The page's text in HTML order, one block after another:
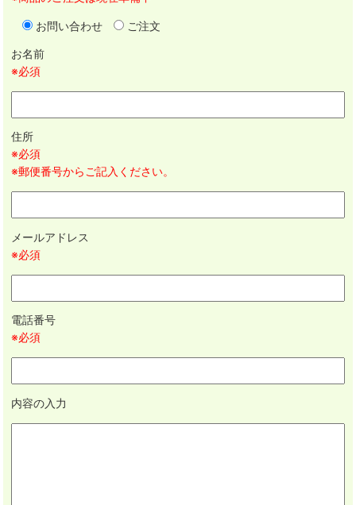
お問い合わせ ご注文
お名前
※必須
住所
※必須
※郵便番号からご記入ください。
メールアドレス
※必須
電話番号
※必須
内容の入力